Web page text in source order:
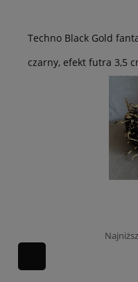
Techno Black Gold
czarny, efekt futra 3,5